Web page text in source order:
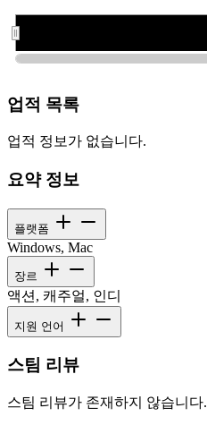
업적 목록
업적 정보가 없습니다.
요약 정보
플랫폼
Windows, Mac
장르
액션, 캐주얼, 인디
지원 언어
스팀 리뷰
스팀 리뷰가 존재하지 않습니다.